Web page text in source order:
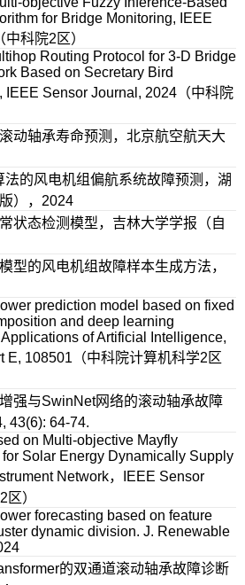
for Bridge Monitoring, IEEE
科院2区）
Routing Protocol for 3-D Bridge
Based on Secretary Bird
IEEE Sensor Journal, 2024（中科院
动轴承寿命预测，北京航空航天大
的风电机组偏航系统故障预测，湖
），2024
状态检测模型，吉林大学学报（自
型的风电机组故障样本生成方法，
prediction model based on fixed
and deep learning
of Artificial Intelligence,
E, 108501（中科院计算机科学2区
强与SwinNet网络的滚动轴承故障
43(6): 64-74.
on Multi-objective Mayfly
Solar Energy Dynamically Supply
Network，IEEE Sensor
）
forecasting based on feature
dynamic division. J. Renewable
的双通道滚动轴承故障诊断